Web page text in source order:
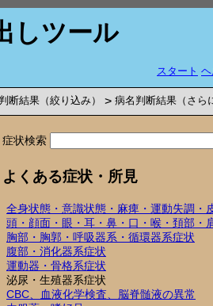
しツール
スタート
断結果（絞り込み） > 病名判断結果（さら
症状検索
よくある症状・所見
全身状態・意識状態・麻痺・運動失調・
頭・顔面・眼・耳・鼻・口・喉・頚部・
胸部・胸郭・呼吸器系・循環器系症状
腹部・消化器系症状
運動器・骨格系症状
泌尿・生殖器系症状
CBC、血液化学検査、脳脊髄液の異常